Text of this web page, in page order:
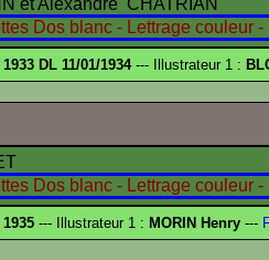
et Alexandre CHATRIAN
1933 DL 11/01/1934--- Illustrateur 1 :
1935 --- Illustrateur 1 : MORIN Henry ---